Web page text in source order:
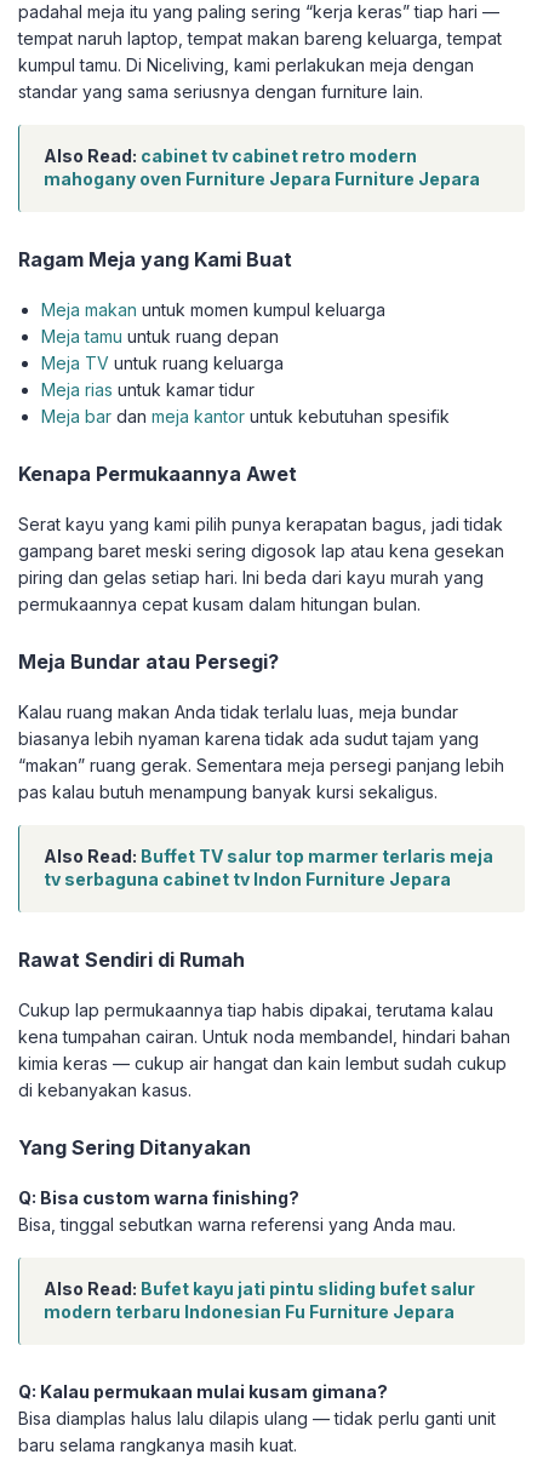
padahal meja itu yang paling sering “kerja keras” tiap hari —
tempat naruh laptop, tempat makan bareng keluarga, tempat
kumpul tamu. Di Niceliving, kami perlakukan meja dengan
standar yang sama seriusnya dengan furniture lain.
Also Read: cabinet tv cabinet retro modern
mahogany oven Furniture Jepara Furniture Jepara
Ragam Meja yang Kami Buat
Meja makan untuk momen kumpul keluarga
Meja tamu untuk ruang depan
Meja TV untuk ruang keluarga
Meja rias untuk kamar tidur
Meja bar danmeja kantor untuk kebutuhan spesifik
Kenapa Permukaannya Awet
Serat kayu yang kami pilih punya kerapatan bagus, jadi tidak
gampang baret meski sering digosok lap atau kena gesekan
piring dan gelas setiap hari. Ini beda dari kayu murah yang
permukaannya cepat kusam dalam hitungan bulan.
Meja Bundar atau Persegi?
Kalau ruang makan Anda tidak terlalu luas, meja bundar
biasanya lebih nyaman karena tidak ada sudut tajam yang
“makan” ruang gerak. Sementara meja persegi panjang lebih
pas kalau butuh menampung banyak kursi sekaligus.
Also Read: Buffet TV salur top marmer terlaris meja
tv serbaguna cabinet tv Indon Furniture Jepara
Rawat Sendiri di Rumah
Cukup lap permukaannya tiap habis dipakai, terutama kalau
kena tumpahan cairan. Untuk noda membandel, hindari bahan
kimia keras — cukup air hangat dan kain lembut sudah cukup
di kebanyakan kasus.
Yang Sering Ditanyakan
Q: Bisa custom warna finishing?
Bisa, tinggal sebutkan warna referensi yang Anda mau.
Also Read: Bufet kayu jati pintu sliding bufet salur
modern terbaru Indonesian Fu Furniture Jepara
Q: Kalau permukaan mulai kusam gimana?
Bisa diamplas halus lalu dilapis ulang — tidak perlu ganti unit
baru selama rangkanya masih kuat.